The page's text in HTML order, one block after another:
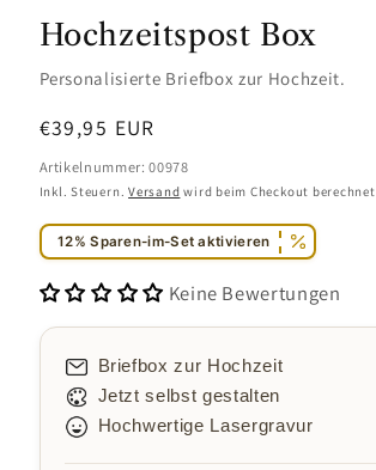
Hochzeitspost Box
Personalisierte Briefbox zur Hochzeit.
Normaler
Preis
€39,95 EUR
Artikelnummer: 00978
Inkl. Steuern.Versand wird beim Checkout berechnet
12% Sparen-im-Set aktivieren
Keine Bewertungen
Briefbox zur Hochzeit
Jetzt selbst gestalten
Hochwertige Lasergravur